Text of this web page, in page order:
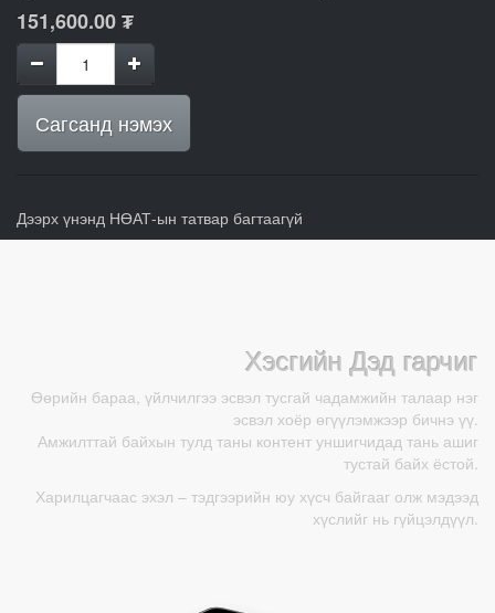
151,600.00₮
Сагсанд нэмэх
Дээрх үнэнд НӨАТ-ын татвар багтаагүй
Хэсгийн Дэд гарчиг
Өөрийн бараа, үйлчилгээ эсвэл тусгай чадамжийн талаар нэг
эсвэл хоёр өгүүлэмжээр бичнэ үү.
Амжилттай байхын тулд таны контент уншигчидад тань ашиг
тустай байх ёстой.
Харилцагчаас эхэл – тэдгээрийн юу хүсч байгааг олж мэдээд
хүслийг нь гүйцэлдүүл.